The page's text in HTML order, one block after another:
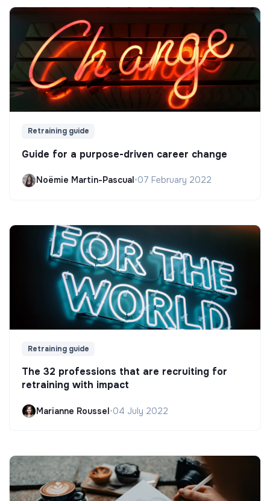
Retraining guide
Guide for a purpose-driven career change
Noëmie Martin-Pascual•07 February 2022
Retraining guide
The 32 professions that are recruiting for
retraining with impact
Marianne Roussel•04 July 2022